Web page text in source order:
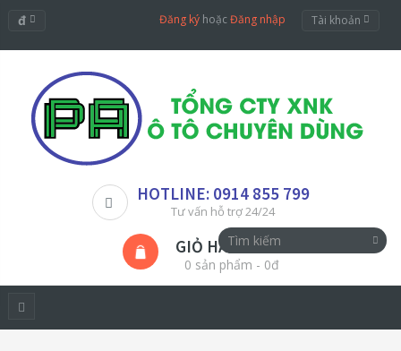
đ Đăng ký hoặcĐăng nhập Tài khoản
HOTLINE: 0914 855 799
Tư vấn hỗ trợ 24/24
GIỎ HÀNG
0 sản phẩm - 0đ